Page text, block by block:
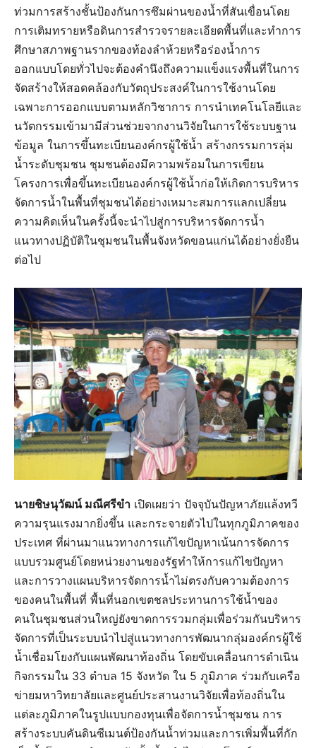
ท่วมการสร้างชั้นป้องกันการซึมผ่านของน้ำที่สันเขื่อนโดย
การเติมทรายหรือดินการสำรวจรายละเอียดพื้นที่และทำการ
ศึกษาสภาพฐานรากของท้องลำห้วยหรือร่องน้ำการ
ออกแบบโดยทั่วไปจะต้องคำนึงถึงความแข็งแรงพื้นที่ในการ
จัดสร้างให้สอดคล้องกับวัตถุประสงค์ในการใช้งานโดย
เฉพาะการออกแบบตามหลักวิชาการ การนำเทคโนโลยีและ
นวัตกรรมเข้ามามีส่วนช่วยจากงานวิจัยในการใช้ระบบฐาน
ข้อมูล​ ในการขึ้นทะเบียน​องค์กร​ผู้ใช้น้ำ​ สร้างกรรมการลุ่ม
น้ำระดับชุมชน​ ชุมชน​ต้องมึความพร้อมในการเขียน
โครงการเพื่อขึ้นทะเบียน​องค์กร​ผู้ใช้น้ำก่อให้เกิดการบริหาร
จัดการน้ำในพื้นที่​ชุมชน​ได้อย่างเหมาะสมการแลกเปลี่ยน
ความคิดเห็นในครั้งนี้จะนำไปสู่การบริหารจัดการน้ำ
แนวทางปฏิบัติในชุมชนในพื้นจังหวัดขอนแก่นได้อย่างยั่งยืน
ต่อไป
นายชิษนุวัฒน์ มณีศรีขำ เปิดเผยว่า ปัจจุบันปัญหาภัยแล้งทวี
ความรุนแรงมากยิ่งขึ้น และกระจายตัวไปในทุกภูมิภาคของ
ประเทศ ที่ผ่านมาแนวทางการแก้ไขปัญหาเน้นการจัดการ
แบบรวมศูนย์โดยหน่วยงานของรัฐทำให้การแก้ไขปัญหา
และการวางแผนบริหารจัดการน้ำไม่ตรงกับความต้องการ
ของคนในพื้นที่ พื้นที่นอกเขตชลประทานการใช้น้ำของ
คนในชุมชนส่วนใหญ่ยังขาดการรวมกลุ่มเพื่อร่วมกันบริหาร
จัดการที่เป็นระบบนำไปสู่แนวทางการพัฒนากลุ่มองค์กรผู้ใช้
น้ำเชื่อมโยงกับแผนพัฒนาท้องถิ่น โดยขับเคลื่อนการดำเนิน
กิจกรรมใน 33 ตำบล 15 จังหวัด ใน 5 ภูมิภาค ร่วมกับเครือ
ข่ายมหาวิทยาลัยและศูนย์ประสานงานวิจัยเพื่อท้องถิ่นใน
แต่ละภูมิภาคในรูปแบบกองทุนเพื่อจัดการน้ำชุมชน การ
สร้างระบบคันดินซีเมนต์ป้องกันน้ำท่วมและการเพิ่มพื้นที่กัก